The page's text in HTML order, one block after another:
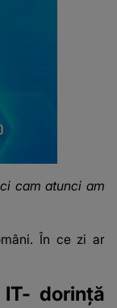
cam atunci am
În ce zi ar
dorință